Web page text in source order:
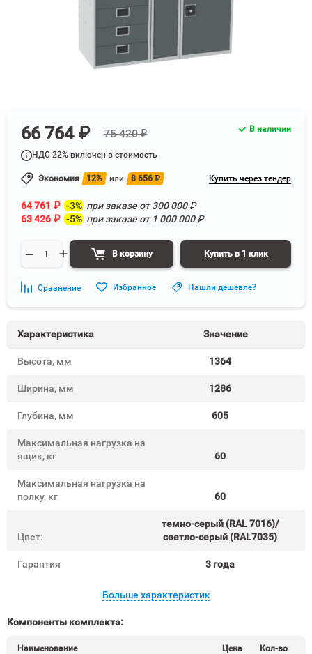
66 764 ₽ 75 420 ₽
НДС 22% включен в стоимость
Экономия 12% или 8 656 ₽ Купить через тендер
64 761 ₽ -3% при заказе от300 000₽
63 426 ₽ -5% при заказе от 1 000 000₽
В корзину Купить в 1 клик
В наличии
Сравнение Избранное Нашли дешевле?
Характеристика Значение
Высота, мм 1364
Ширина, мм 1286
Глубина, мм 605
Максимальная нагрузка на
ящик, кг
60
Максимальная нагрузка на
полку, кг
60
Цвет:
темно-серый (RAL 7016)/
светло-серый (RAL7035)
Гарантия 3 года
Больше характеристик
Компоненты комплекта:
Наименование Цена Кол-во